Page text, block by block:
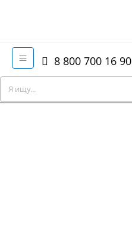
8 800 700 16 90